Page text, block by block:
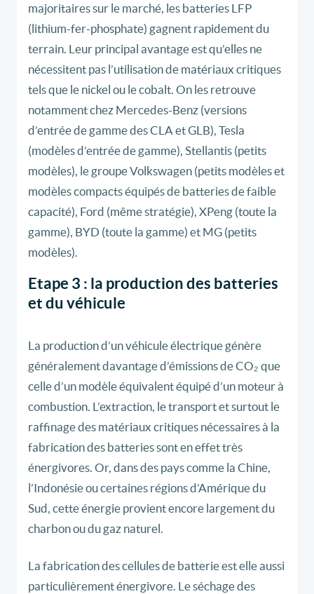
majoritaires sur le marché, les batteries LFP
(lithium-fer-phosphate) gagnent rapidement du
terrain. Leur principal avantage est qu’elles ne
nécessitent pas l’utilisation de matériaux critiques
tels que le nickel ou le cobalt. On les retrouve
notamment chez Mercedes-Benz (versions
d’entrée de gamme des CLA et GLB), Tesla
(modèles d’entrée de gamme), Stellantis (petits
modèles), le groupe Volkswagen (petits modèles et
modèles compacts équipés de batteries de faible
capacité), Ford (même stratégie), XPeng (toute la
gamme), BYD (toute la gamme) et MG (petits
modèles).
Etape 3 : la production des batteries
et du véhicule
La production d’un véhicule électrique génère
généralement davantage d’émissions de CO₂ que
celle d’un modèle équivalent équipé d’un moteur à
combustion. L’extraction, le transport et surtout le
raffinage des matériaux critiques nécessaires à la
fabrication des batteries sont en effet très
énergivores. Or, dans des pays comme la Chine,
l’Indonésie ou certaines régions d’Amérique du
Sud, cette énergie provient encore largement du
charbon ou du gaz naturel.
La fabrication des cellules de batterie est elle aussi
particulièrement énergivore. Le séchage des